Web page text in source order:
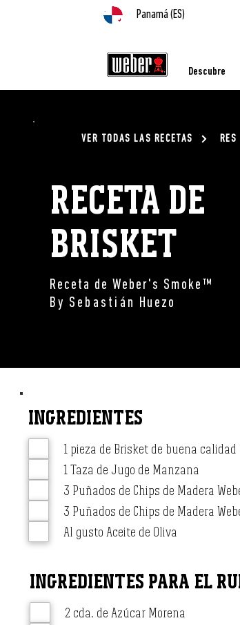
Panamá (ES)
Descubre
VER TODAS LAS RECETAS RES
RECETA DE
BRISKET
Receta de Weber's Smoke™
By Sebastián Huezo
INGREDIENTES
1 pieza de Brisket de buena calidad
1 Taza de Jugo de Manzana
3 Puñados
Al gusto Aceite de Oliva
INGREDIENTES PARA EL
2 cda. de Azúcar Morena